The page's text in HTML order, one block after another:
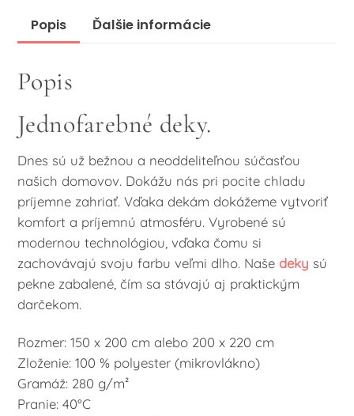
Popis Ďalšie informácie
Popis
Jednofarebné deky.
Dnes sú už bežnou a neoddeliteľnou súčasťou
našich domovov. Dokážu nás pri pocite chladu
príjemne zahriať. Vďaka dekám dokážeme vytvoriť
komfort a príjemnú atmosféru. Vyrobené sú
modernou technológiou, vďaka čomu si
zachovávajú svoju farbu veľmi dlho. Naše deky sú
pekne zabalené, čím sa stávajú aj praktickým
darčekom.
Rozmer: 150 x 200 cm alebo 200 x 220 cm
Zloženie: 100 % polyester (mikrovlákno)
Gramáž: 280 g/m²
Pranie: 40°C